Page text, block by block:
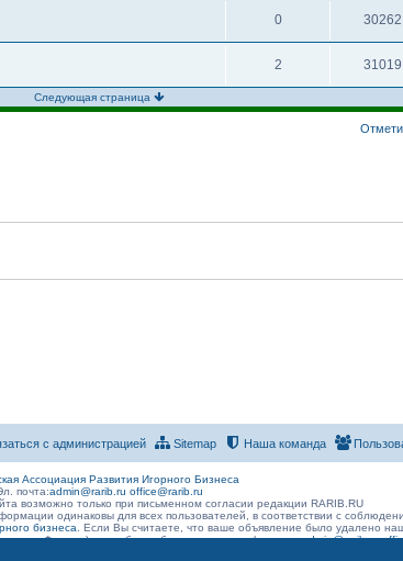
0 30262
2 31019
Следующая страница
Наша команда
Sitemap
с администрацией
Ассоциация Развития Игорного Бизнеса
почта:admin@rarib.ru office@rarib.ru
возможно только при письменном согласии редакции RARIB.RU
одинаковы для всех пользователей, в соответствии с
бизнеса . Если Вы считаете, что ваше объявление было удалено
Форума) , просьба сообщить о данном факте наadmin@rarib.ru